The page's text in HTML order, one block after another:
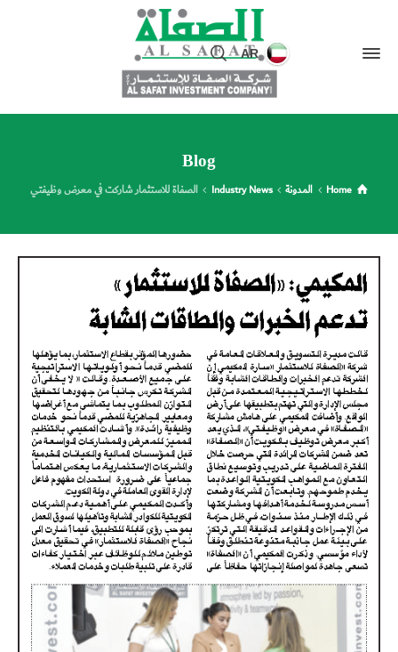
AR
Blog
Home
المدونة Industry News الصفاة للاستثمار شاركت في معرض وظيفتي